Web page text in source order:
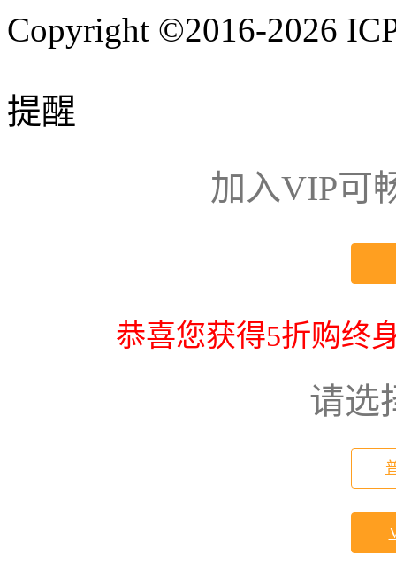
Copyright ©2016-2026
提醒
加入VIP可
恭喜您获得5折购终
请选